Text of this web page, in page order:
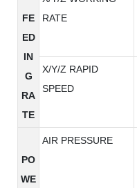
FE
ED
IN
G
RA
TE
RATE
X/Y/Z RAPID
SPEED
PO
WE
AIR PRESSURE